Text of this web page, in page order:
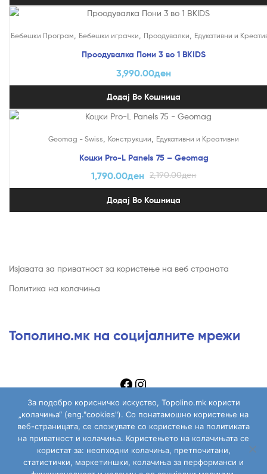
Бебешки Програм Бебешки играчки Проодувалки Едукативни и
Проодувалка Пони 3 во 1 BKIDS
3,990.00ден
Додај Во Кошница
Geomag - Swiss Конструкции Едукативни и Креативни
Коцки Pro-L Panels 75 – Geomag
2,190.00ден
1,790.00ден
Додај Во Кошница
Изјавата за приватност за користење на веб страната
Политика на колачиња
Тополино.мк на социјалните мрежи
Copyright © 2026 Topolino.mk
За подобро корисничко искуство, Topolino.mk користи
„колачиња“ (eng."cookies"). Со понатамошно користење на
веб-страницата, се сложувате со користење на политиката
на приватност и колачиња. Користењето на колачињата се
користат за: неопходни колачиња, претпочитани,
статистички, маркетиншки, колачиња за перформанси и